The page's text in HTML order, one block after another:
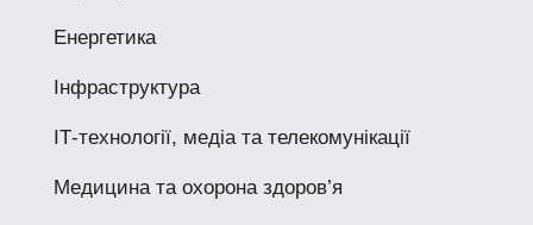
Енергетика
Інфраструктура
ІТ-технології, медіа та телекомунікації
Медицина та охорона здоров’я